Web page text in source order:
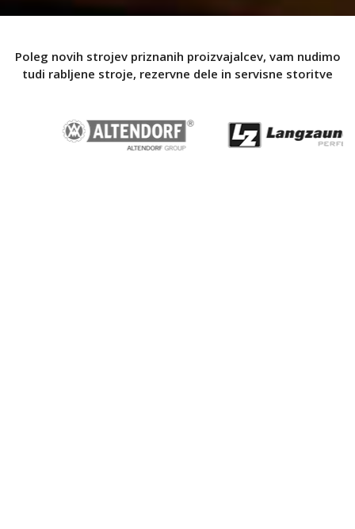
Poleg novih strojev priznanih proizvajalcev, vam nudimo
tudi rabljene stroje, rezervne dele in servisne storitve